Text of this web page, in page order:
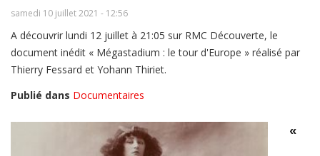
samedi 10 juillet 2021 - 12:56
A découvrir lundi 12 juillet à 21:05 sur RMC Découverte, le
document inédit « Mégastadium : le tour d'Europe » réalisé par
Thierry Fessard et Yohann Thiriet.
Publié dans Documentaires
«